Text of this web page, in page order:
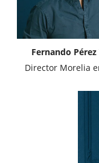
Fernando Pérez
Director Morelia